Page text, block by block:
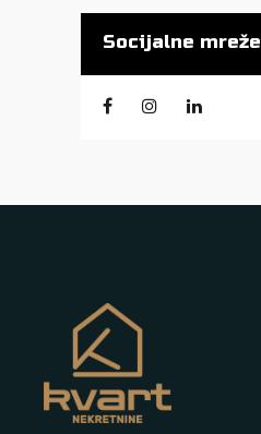
Socijalne mreže